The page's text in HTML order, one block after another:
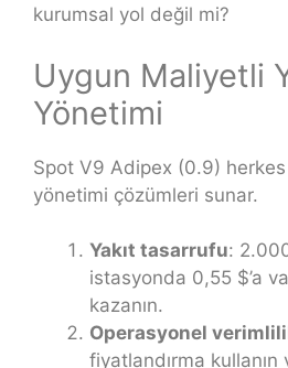
kurumsal yol değil mi?
Uygun Maliyetli
Yönetimi
Spot V9 Adipex (0.9)
yönetimi çözümleri sunar.
Yakıt tasarrufu:
istasyonda 0,55 $’a
kazanın.
Operasyonel
fiyatlandırma kullanın